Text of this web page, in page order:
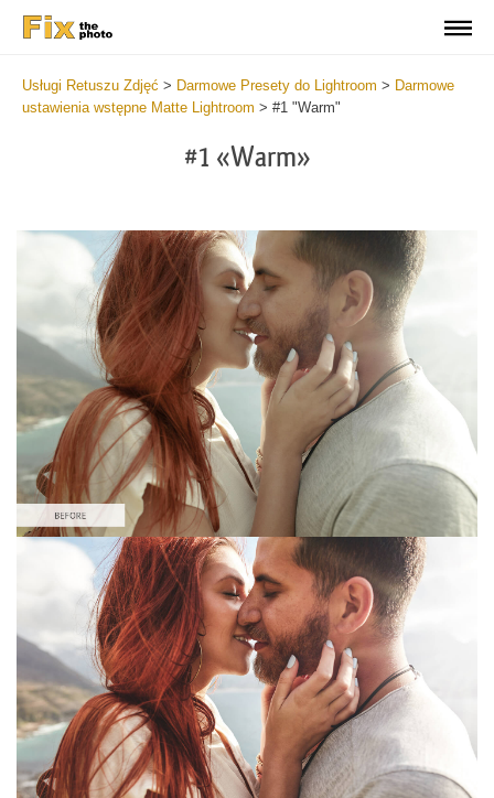
Usługi Retuszu Zdjęć > Darmowe Presety do Lightroom > Darmowe
ustawienia wstępne Matte Lightroom > #1 "Warm"
#1 «Warm»
Proszę wybrać
Free Matte Preset #1
Matte Effect
(30 Lr Presets)
Matte Complete
(130 Lr Presets)